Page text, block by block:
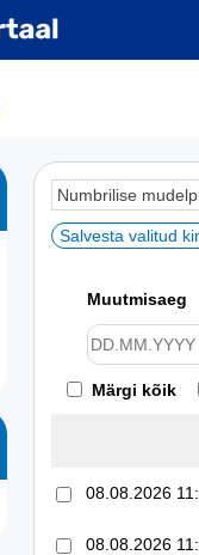
Salvesta valitud
Muutmisaeg
Märgi kõik
08.08.2026
08.08.2026